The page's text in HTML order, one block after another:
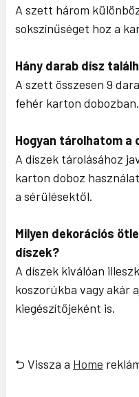
A szett három
sokszínűséget hoz a
Hány darab dísz
A szett összesen 9
fehér karton dobozban.
Hogyan tárolhatom a
A díszek tárolásához
karton doboz
a sérülésektől.
Milyen dekorációs
díszek?
A díszek kiválóan
koszorúkba vagy akár
kiegészítőjeként is.
⮌ Vissza a Home